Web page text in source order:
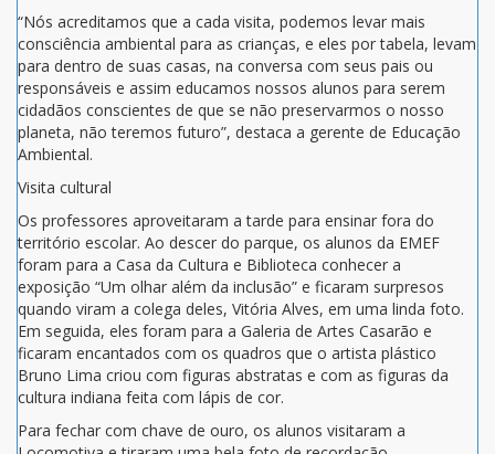
“Nós acreditamos que a cada visita, podemos levar mais
consciência ambiental para as crianças, e eles por tabela, levam
para dentro de suas casas, na conversa com seus pais ou
responsáveis e assim educamos nossos alunos para serem
cidadãos conscientes de que se não preservarmos o nosso
planeta, não teremos futuro”, destaca a gerente de Educação
Ambiental.
Visita cultural
Os professores aproveitaram a tarde para ensinar fora do
território escolar. Ao descer do parque, os alunos da EMEF
foram para a Casa da Cultura e Biblioteca conhecer a
exposição “Um olhar além da inclusão” e ficaram surpresos
quando viram a colega deles, Vitória Alves, em uma linda foto.
Em seguida, eles foram para a Galeria de Artes Casarão e
ficaram encantados com os quadros que o artista plástico
Bruno Lima criou com figuras abstratas e com as figuras da
cultura indiana feita com lápis de cor.
Para fechar com chave de ouro, os alunos visitaram a